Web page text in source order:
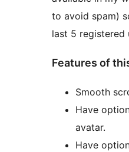
to avoid spam)
last 5 registered
Features of
Smooth
Have
avatar.
Have